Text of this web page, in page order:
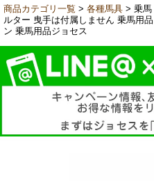
商品カテゴリ一覧 > 各種馬具 > 乗馬
ルター 曳手は付属しません 乗馬用
ン 乗馬用品ジョセス